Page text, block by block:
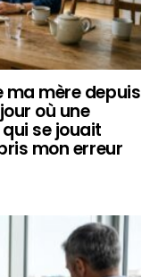
ma mère depuis
où une
se jouait
mon erreur